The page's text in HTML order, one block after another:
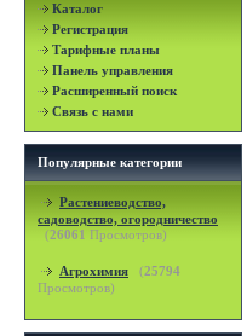
Каталог
Регистрация
Тарифные планы
Панель управления
Расширенный поиск
Связь с нами
Популярные категории
Растениеводство,
садоводство, огородничество
(26061 Просмотров)
Агрохимия (25794
Просмотров)